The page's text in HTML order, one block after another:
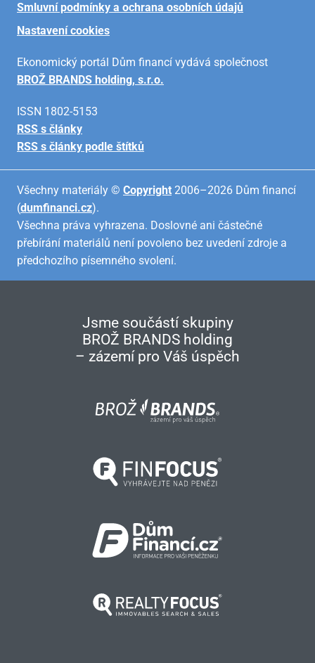
Smluvní podmínky a ochrana osobních údajů
Nastavení cookies
Ekonomický portál Dům financí vydává společnost
BROŽ BRANDS holding, s.r.o.
ISSN 1802-5153
RSS s články
RSS s články podle štítků
Všechny materiály © Copyright 2006–2026 Dům financí
(dumfinanci.cz).
Všechna práva vyhrazena. Doslovné ani částečné
přebírání materiálů není povoleno bez uvedení zdroje a
předchozího písemného svolení.
Jsme součástí skupiny
BROŽ BRANDS holding
– zázemí pro Váš úspěch